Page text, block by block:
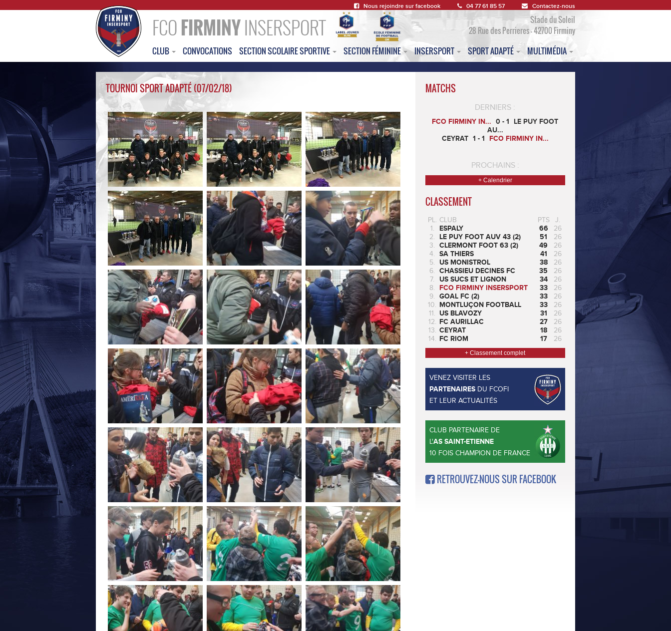
Nous rejoindre sur facebook 04 77 61 85 57 Contactez-nous
FCOFIRMINYINSERSPORT
Stade du Soleil
28 Rue des Perrieres - 42700 Firminy
CLUB CONVOCATIONS SECTION SCOLAIRE SPORTIVE SECTION FÉMININE INSERSPORT SPORT ADAPTÉ MULTIMÉDIA
TOURNOI SPORT ADAPTÉ (07/02/18) MATCHS
DERNIERS :
FCO FIRMINY IN... 0 - 1
LE PUY FOOT
AU...
CEYRAT 1 - 1 FCO FIRMINY IN...
PROCHAINS :
+ Calendrier
CLASSEMENT
PL. CLUB PTS
J.
1.
ESPALY 66
26
2.
LE PUY FOOT AUV 43 (2) 51
26
3. CLERMONT FOOT 63 (2) 49
26
4. SA THIERS 41
26
5.
US MONISTROL 38
26
6. CHASSIEU DECINES FC 35
26
7.
US SUCS ET LIGNON 34
26
8.
FCO FIRMINY INSERSPORT 33
26
9. GOAL FC (2) 33
26
10. MONTLUÇON FOOTBALL 33
26
11. US BLAVOZY 31
26
12. FC AURILLAC 27
26
13. CEYRAT 18
26
14. FC RIOM 17 26
+ Classement complet
VENEZ VISITER LES
PARTENAIRESDU FCOFI
ET LEUR ACTUALITÉS
CLUB PARTENAIRE DE
L'AS SAINT-ETIENNE
10 FOIS CHAMPION DE FRANCE
RETROUVEZ-NOUS SUR FACEBOOK